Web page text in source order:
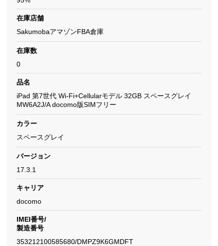
在庫店舗
SakumobaアマゾンFBA倉庫
在庫数
0
品名
iPad 第7世代 Wi-Fi+Cellularモデル 32GB スペースグレイ
MW6A2J/A docomo版SIMフリー
カラー
スペースグレイ
バージョン
17.3.1
キャリア
docomo
IMEI番号/
製造番号
353212100585680/DMPZ9K6GMDFT